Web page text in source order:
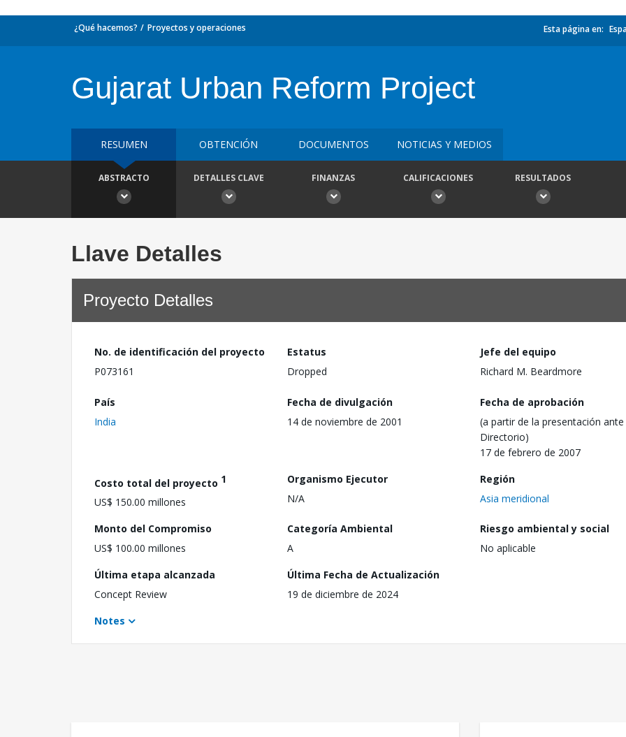
¿Qué hacemos? Proyectos y operaciones Esta página en:
Gujarat Urban Reform Project
RESUMEN OBTENCIÓN DOCUMENTOS NOTICIAS Y MEDIOS
ABSTRACTO DETALLES CLAVE FINANZAS CALIFICACIONES RESULTADOS
Llave Detalles
Proyecto Detalles
No. de identificación del proyecto
P073161
Estatus
Dropped
Jefe del equipo
Richard M. Beardmore
País
India
Fecha de divulgación
14 de noviembre de 2001
Fecha de aprobación
(a partir de la presentación ante
Directorio)
17 de febrero de 2007
Costo total del proyecto 1
US$ 150.00 millones
Organismo Ejecutor
N/A
Región
Asia meridional
Monto del Compromiso
US$ 100.00 millones
Categoría Ambiental
A
Riesgo ambiental y social
No aplicable
Última etapa alcanzada
Concept Review
Última Fecha de Actualización
19 de diciembre de 2024
Notes